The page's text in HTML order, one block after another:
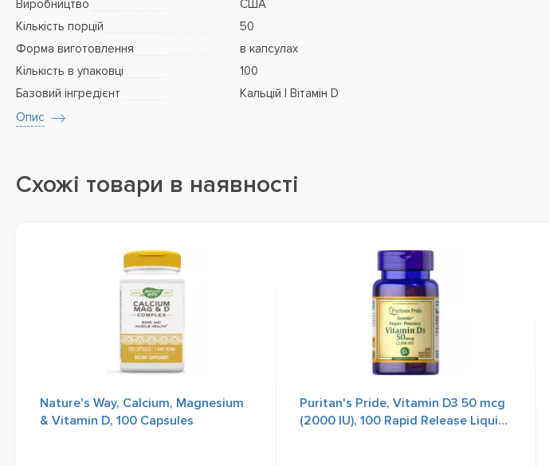
Виробництво
США
Кількість порцій
50
Форма виготовлення
в капсулах
Кількість в упаковці
100
Базовий інгредієнт
Кальцій | Вітамін D
Опис
Схожі товари в наявності
Nature's Way, Calcium, Magnesium
& Vitamin D, 100 Capsules
Puritan's Pride, Vitamin D3 50 mcg
(2000 IU), 100 Rapid Release Liquid